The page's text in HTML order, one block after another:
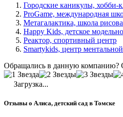
Городские каникулы, хобби-
ProGame, международная
Метагалактика, школа
Happy Kids, детское
Реактор, спортивный центр
Smartykids, центр
Обращались в данную компанию?
Загрузка...
Отзывы о Алиса, детский сад в Томске